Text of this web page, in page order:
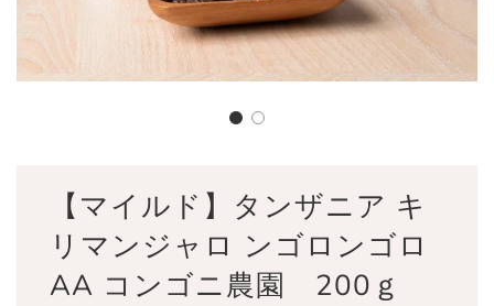
【マイルド】タンザニア キ
リマンジャロ ンゴロンゴロ
AA コンゴニ農園 200ｇ